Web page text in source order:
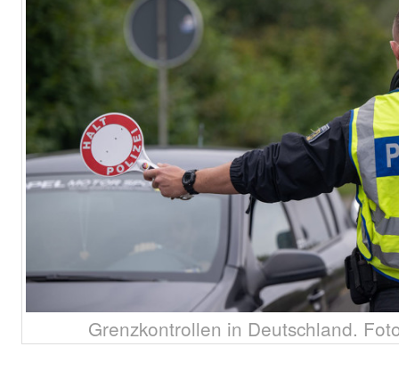
Grenzkontrollen in Deutschland.